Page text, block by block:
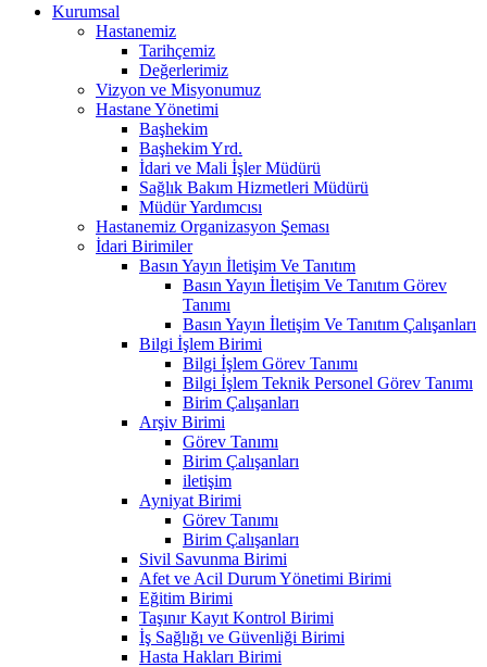
Kurumsal
Hastanemiz
Tarihçemiz
Değerlerimiz
Vizyon ve Misyonumuz
Hastane Yönetimi
Başhekim
Başhekim Yrd.
İdari ve Mali İşler Müdürü
Sağlık Bakım Hizmetleri Müdürü
Müdür Yardımcısı
Hastanemiz Organizasyon Şeması
İdari Birimiler
Basın Yayın İletişim Ve Tanıtım
Basın Yayın İletişim Ve Tanıtım Görev
Tanımı
Basın Yayın İletişim Ve Tanıtım Çalışanları
Bilgi İşlem Birimi
Bilgi İşlem Görev Tanımı
Bilgi İşlem Teknik Personel Görev Tanımı
Birim Çalışanları
Arşiv Birimi
Görev Tanımı
Birim Çalışanları
iletişim
Ayniyat Birimi
Görev Tanımı
Birim Çalışanları
Sivil Savunma Birimi
Afet ve Acil Durum Yönetimi Birimi
Eğitim Birimi
Taşınır Kayıt Kontrol Birimi
İş Sağlığı ve Güvenliği Birimi
Hasta Hakları Birimi